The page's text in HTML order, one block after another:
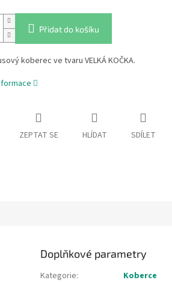
Přidat do košíku
koberec ve tvaru VELKÁ KOČKA.
ZEPTAT SE HLÍDAT SDÍLET
Doplňkové parametry
Kategorie:
Koberce